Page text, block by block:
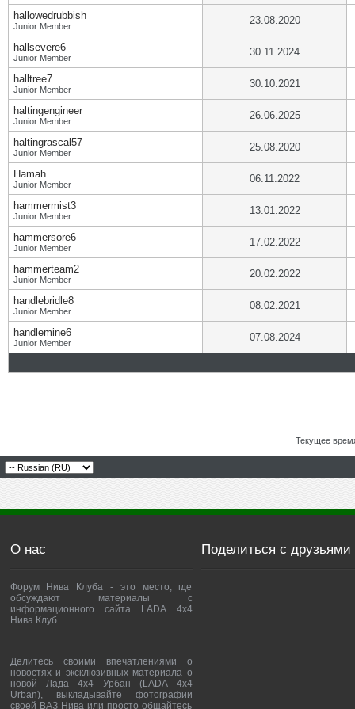
hallowedrubbish
Junior Member 23.08.2020
hallsevere6
Junior Member 30.11.2024
halltree7
Junior Member 30.10.2021
haltingengineer
Junior Member 26.06.2025
haltingrascal57
Junior Member 25.08.2020
Hamah
Junior Member 06.11.2022
hammermist3
Junior Member 13.01.2022
hammersore6
Junior Member 17.02.2022
hammerteam2
Junior Member 20.02.2022
handlebridle8
Junior Member 08.02.2021
handlemine6
Junior Member 07.08.2024
Текущее
О нас
Форум Нива Клуба - это место, где
обсуждают материалы с
информационного сайта LADA 4x4
Нива Клуб.
Делитесь своими впечатлениями о
новостях и эксклюзивных материала о
новой Лада 4х4 Урбан (LADA 4x4
Urban), выкладывайте фотографии
своей ВАЗ Нива или просто общайтесь
Поделиться с друзьями